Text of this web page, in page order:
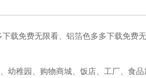
载免费无限看、铝箔色多多下载免费
幼稚园、购物商城、饭店、工厂、食